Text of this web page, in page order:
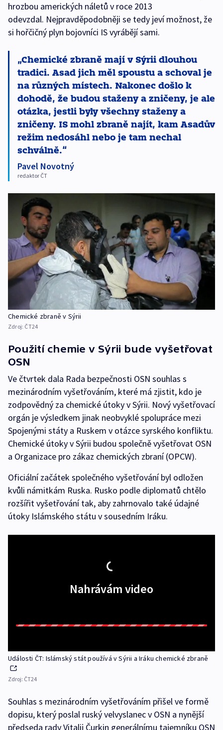
hrozbou amerických náletů v roce 2013
odevzdal. Nejpravděpodobněji se tedy jeví možnost, že
si hořčičný plyn bojovníci IS vyrábějí sami.
Chemické zbraně mají v Sýrii dlouhou
tradici. Asad jich měl spoustu a schoval je
na různých místech. Nakonec došlo k
dohodě, že budou staženy a zničeny, je ale
otázka, jestli byly všechny staženy a
zničeny. IS mohl zbraně najít, kam Asadův
režim nedosáhl nebo je tam nechal
schválně.
Pavel Novotný
redaktor ČT
Chemické zbraně v Sýrii
Zdroj: ČT24
Použití chemie v Sýrii bude vyšetřovat
OSN
Ve čtvrtek dala Rada bezpečnosti OSN souhlas s
mezinárodním vyšetřováním, které má zjistit, kdo je
zodpovědný za chemické útoky v Sýrii. Nový vyšetřovací
orgán je výsledkem jinak neobvyklé spolupráce mezi
Spojenými státy a Ruskem v otázce syrského konfliktu.
Chemické útoky v Sýrii budou společně vyšetřovat OSN
a Organizace pro zákaz chemických zbraní (OPCW).
Oficiální začátek společného vyšetřování byl odložen
kvůli námitkám Ruska. Rusko podle diplomatů chtělo
rozšířit vyšetřování tak, aby zahrnovalo také údajné
útoky Islámského státu v sousedním Iráku.
Nahrávám video
Události ČT: Islámský stát používá v Sýrii a Iráku chemické zbraně
Zdroj: ČT24
Souhlas s mezinárodním vyšetřováním přišel ve formě
dopisu, který poslal ruský velvyslanec v OSN a nynější
předseda rady Vitalij Čurkin generálnímu tajemníku OSN